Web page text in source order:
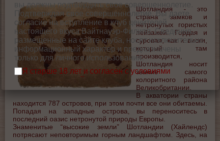
Шотландия - это
страна замков и
нетронутых гористых
пейзажей. Гордая и
суровая, как и виски,
который там
производится,
Шотландия носит
звание самого
колоритного района
Великобритании.
В акватории страны
находится 787 островов, при этом почти все они обитаемы.
Попадая на западные острова, вы переноситесь в
последний оазис нетронутой природы Европы.
Знаменитые “высокие земли” Шотландии (Хайлендс)
потрясают неповторимым горным ландшафтом. Здесь, на
вы должны подтвердить свое совершеннолетие.
Подтверждая свое совершеннолетие, Вы даете
согласие на вступление в клуб ценителей
настоящего вкуса Вайтнауэр-Филипп. Сведения,
размещенные на сайте клуба, носят исключительно
информационный характер и предназначены
только для личного использования.
Я старше 18 лет и согласен с условиями
использования сайта.